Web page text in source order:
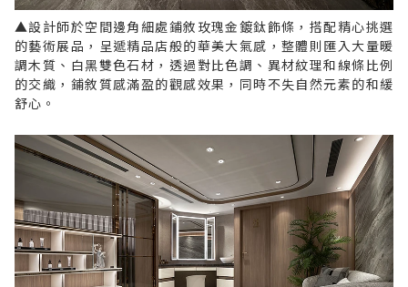
▲設計師於空間邊角細處鋪敘玫瑰金鍍鈦飾條，搭配精心挑選
的藝術展品，呈遞精品店般的華美大氣感，整體則匯入大量暖
調木質、白黑雙色石材，透過對比色調、異材紋理和線條比例
的交織，鋪敘質感滿盈的觀感效果，同時不失自然元素的和緩
舒心。